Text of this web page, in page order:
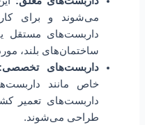
می‌شوند و برای
داربست‌های مستقل
ساختمان‌های بلند،
داربست‌های تخصصی:
خاص مانند
داربست‌های تعمیر
طراحی می‌شوند.